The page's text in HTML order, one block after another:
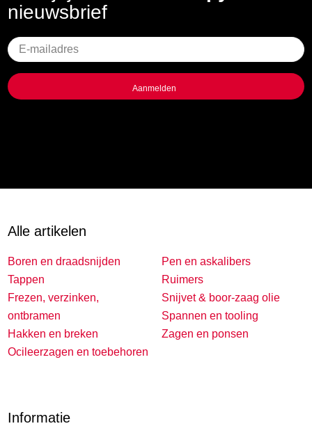
nieuwsbrief
Geen
titel
Alle artikelen
Boren en draadsnijden
Tappen
Frezen, verzinken,
ontbramen
Hakken en breken
Ocileerzagen en toebehoren
Pen en askalibers
Ruimers
Snijvet & boor-zaag olie
Spannen en tooling
Zagen en ponsen
Informatie